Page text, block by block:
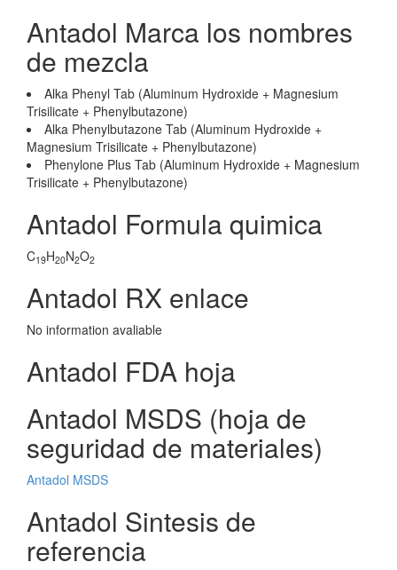
Antadol Marca los nombres
de mezcla
Alka Phenyl Tab (Aluminum Hydroxide + Magnesium
Trisilicate + Phenylbutazone)
Alka Phenylbutazone Tab (Aluminum Hydroxide +
Magnesium Trisilicate + Phenylbutazone)
Phenylone Plus Tab (Aluminum Hydroxide + Magnesium
Trisilicate + Phenylbutazone)
Antadol Formula quimica
C19H20N2O2
Antadol RX enlace
No information avaliable
Antadol FDA hoja
Antadol MSDS (hoja de
seguridad de materiales)
Antadol MSDS
Antadol Sintesis de
referencia